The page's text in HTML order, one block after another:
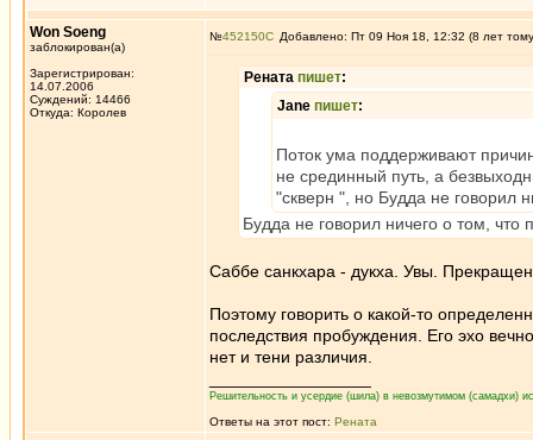
Won Soeng
заблокирован(а)
Зарегистрирован:
14.07.2006
Суждений: 14466
Откуда: Королев
№452150 Добавлено: Пт 09 Ноя 18, 12:32 (8 лет
Рената пишет:
Jane пишет:
Поток ума поддерживают
не срединный путь, а
"скверн ", но Будда не говорил
Будда не говорил ничего о том, что
Саббе санкхара - дукха. Увы.
Поэтому говорить о какой-то
последствия пробуждения. Его эхо
нет и тени различия.
Решительность и усердие (шила) в невозмутимом (самадхи)
Ответы на этот пост: Рената